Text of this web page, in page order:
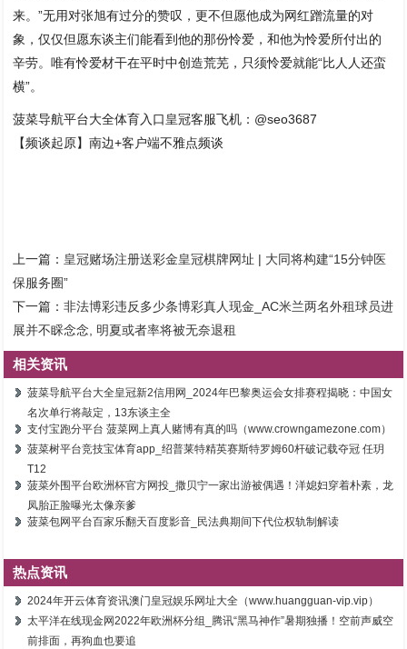
来。”无用对张旭有过分的赞叹，更不但愿他成为网红蹭流量的对
象，仅仅但愿东谈主们能看到他的那份怜爱，和他为怜爱所付出的
辛劳。唯有怜爱材干在平时中创造荒芜，只须怜爱就能“比人人还蛮
横”。
菠菜导航平台大全体育入口皇冠客服飞机：@seo3687
【频谈起原】南边+客户端不雅点频谈
上一篇： 皇冠赌场注册送彩金皇冠棋牌网址 | 大同将构建“15分钟医
保服务圈”
下一篇：非法博彩违反多少条博彩真人现金_AC米兰两名外租球员进
展并不睬念念, 明夏或者率将被无奈退租
相关资讯
菠菜导航平台大全皇冠新2信用网_2024年巴黎奥运会女排赛程揭晓：中国女
名次单行将敲定，13东谈主全
支付宝跑分平台 菠菜网上真人赌博有真的吗（www.crowngamezone.com）
菠菜树平台竞技宝体育app_绍普莱特精英赛斯特罗姆60杆破记载夺冠 任玥
T12
菠菜外围平台欧洲杯官方网投_撒贝宁一家出游被偶遇！洋媳妇穿着朴素，龙
凤胎正脸曝光太像亲爹
菠菜包网平台百家乐翻天百度影音_民法典期间下代位权轨制解读
热点资讯
2024年开云体育资讯澳门皇冠娱乐网址大全（www.huangguan-vip.vip）
太平洋在线现金网2022年欧洲杯分组_腾讯“黑马神作”暑期独播！空前声威空
前排面，再狗血也要追